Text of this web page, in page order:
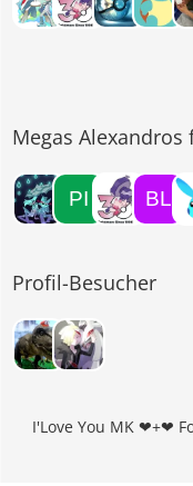
Megas Alexandros
Profil-Besucher
I'Love You MK ❤+❤